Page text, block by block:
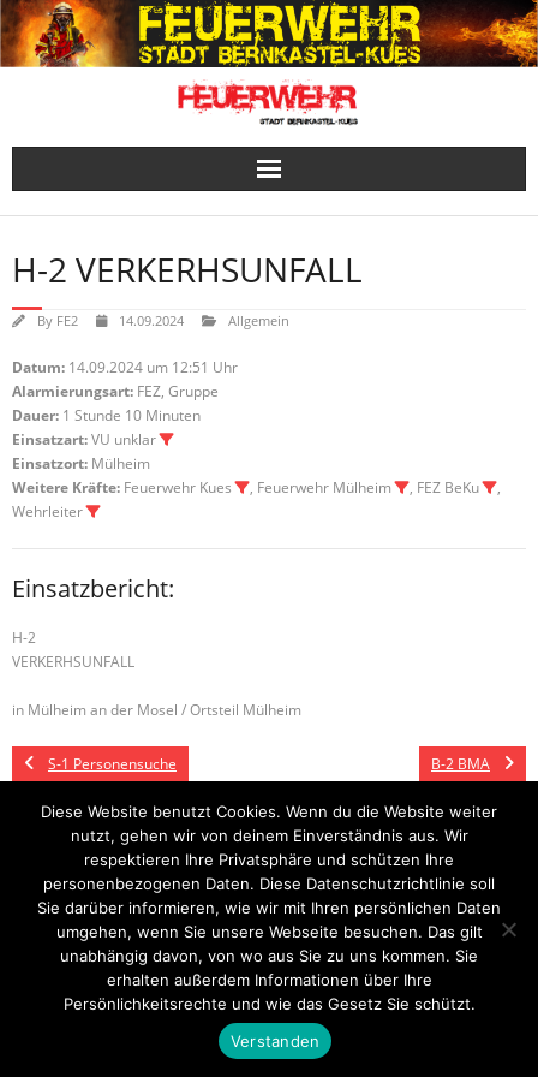
Skip
to
content
H-2 VERKERHSUNFALL
By FE2 14.09.2024 Allgemein
Datum: 14.09.2024 um 12:51 Uhr
Alarmierungsart: FEZ, Gruppe
Dauer: 1 Stunde 10 Minuten
Einsatzart:VU unklar
Einsatzort: Mülheim
Weitere Kräfte: Feuerwehr Kues , Feuerwehr Mülheim , FEZ BeKu
,
Wehrleiter
Einsatzbericht:
H-2
VERKERHSUNFALL
in Mülheim an der Mosel / Ortsteil Mülheim
S-1 Personensuche B-2 BMA
Startseite Einsätze Mitglied werden Über uns
Bilder
Kontakt
Theme byThink Up Themes Ltd. Powered byWordPress.
Diese Website benutzt Cookies. Wenn du die Website weiter
nutzt, gehen wir von deinem Einverständnis aus. Wir
respektieren Ihre Privatsphäre und schützen Ihre
personenbezogenen Daten. Diese Datenschutzrichtlinie soll
Sie darüber informieren, wie wir mit Ihren persönlichen Daten
umgehen, wenn Sie unsere Webseite besuchen. Das gilt
unabhängig davon, von wo aus Sie zu uns kommen. Sie
erhalten außerdem Informationen über Ihre
Persönlichkeitsrechte und wie das Gesetz Sie schützt.
Verstanden